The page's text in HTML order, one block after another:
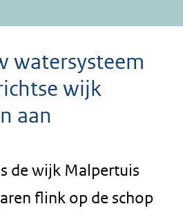
watersysteem
wijk
aan
de wijk Malpertuis
flink op de schop